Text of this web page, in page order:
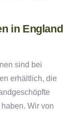
in England
sind bei
erhältlich, die
Wir von